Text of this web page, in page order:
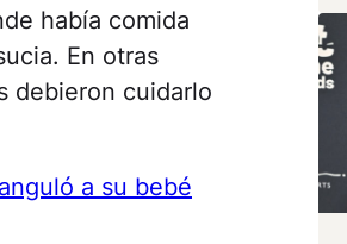
había comida
En otras
debieron cuidarlo
a su bebé